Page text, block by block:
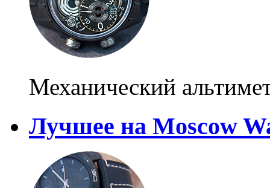
Механический
Лучшее на Moscow